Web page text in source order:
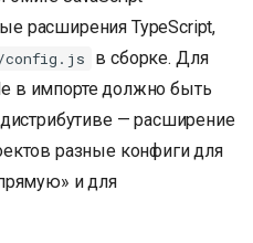
расширения TypeScript,
config.js
в сборке. Для
в импорте должно быть
— расширение
разные конфиги для
и для